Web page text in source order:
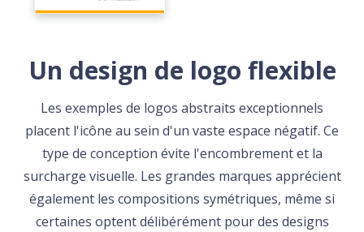
Un design de logo flexible
Les exemples de logos abstraits exceptionnels
placent l'icône au sein d'un vaste espace négatif. Ce
type de conception évite l'encombrement et la
surcharge visuelle. Les grandes marques apprécient
également les compositions symétriques, même si
certaines optent délibérément pour des designs